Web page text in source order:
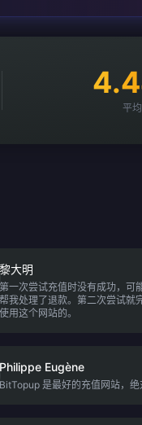
平
大明
一次尝试充值时没有成功，可
帮我处理了退款。第二次尝试就
使用这个网站的。
Eugène
是最好的充值网站，绝